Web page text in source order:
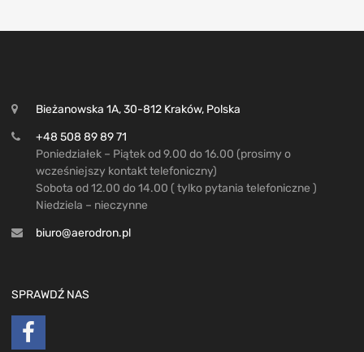
Bieżanowska 1A, 30-812 Kraków, Polska
+48 508 89 89 71
Poniedziałek – Piątek od 9.00 do 16.00 (prosimy o
wcześniejszy kontakt telefoniczny)
Sobota od 12.00 do 14.00 ( tylko pytania telefoniczne )
Niedziela – nieczynne
biuro@aerodron.pl
SPRAWDŹ NAS